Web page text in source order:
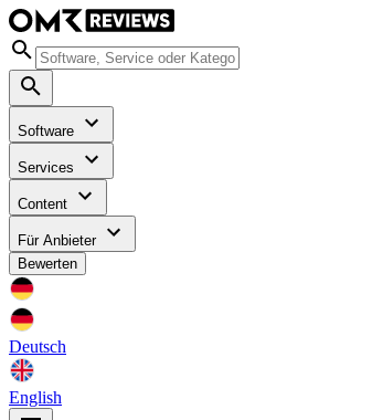
Software
Services
Content
Für Anbieter
Bewerten
Deutsch
English